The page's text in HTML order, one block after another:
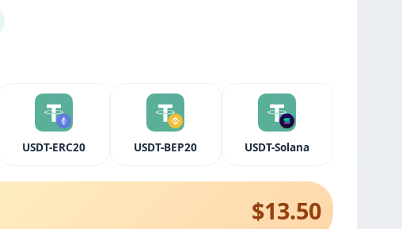
USDT-ERC20 USDT-BEP20 USDT-Solana
$13.50